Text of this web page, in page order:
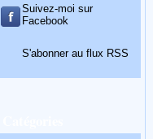
Suivez-moi sur
Facebook
S'abonner au flux RSS